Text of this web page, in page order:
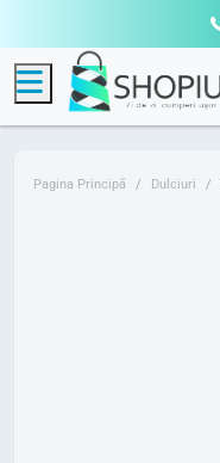
Menu
Pagina Principă Dulciuri